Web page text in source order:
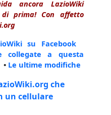
ancora LazioWiki
prima! Con affetto
su Facebook
collegate a questa
• Le ultime modifiche
che
un cellulare